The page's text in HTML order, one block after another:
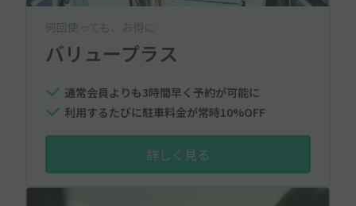
何回使っても、お得に
バリュープラス
通常会員よりも3時間早く予約が可能に
利用するたびに駐車料金が常時10%OFF
詳しく見る